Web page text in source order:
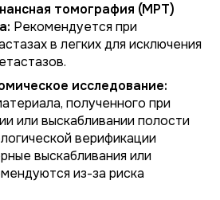
томография (МРТ)
Рекомендуется при
в легких для исключения
исследование:
полученного при
или выскабливании полости
верификации
выскабливания или
из-за риска